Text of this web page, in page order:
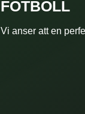
FOTBOLL
Vi anser att en